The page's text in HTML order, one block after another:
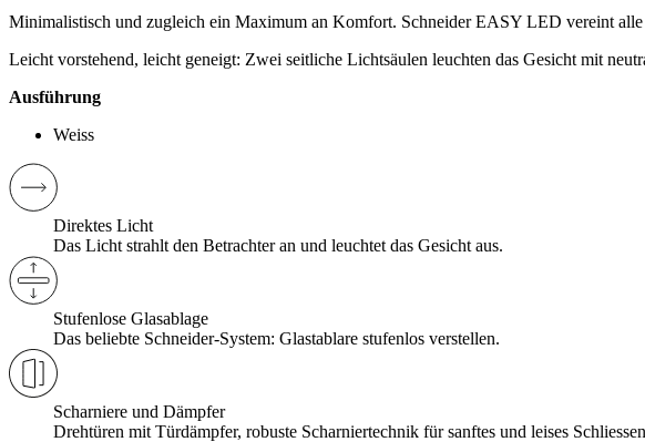
Minimalistisch und zugleich ein Maximum an Komfort. Schneider EASY LED vereint
Leicht vorstehend, leicht geneigt: Zwei seitliche Lichtsäulen leuchten das Gesicht mit
Ausführung
Weiss
Direktes Licht
Das Licht strahlt den Betrachter an und leuchtet das Gesicht aus.
Stufenlose Glasablage
Das beliebte Schneider-System: Glastablare stufenlos verstellen.
Scharniere und Dämpfer
Drehtüren mit Türdämpfer, robuste Scharniertechnik für sanftes und leises